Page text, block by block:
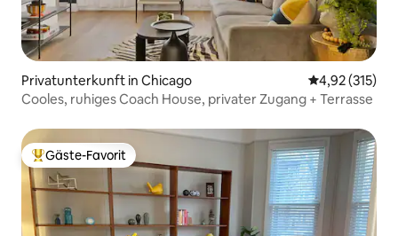
Privatunterkunft in Chicago
4,92 (315)
Cooles, ruhiges Coach House, privater Zugang + Terrasse
Beliebter Gäste-Favorit.
Gäste-Favorit